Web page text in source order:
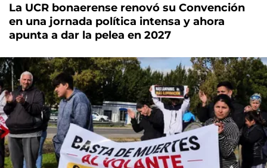
La UCR bonaerense renovó su Convención
en una jornada política intensa y ahora
apunta a dar la pelea en 2027